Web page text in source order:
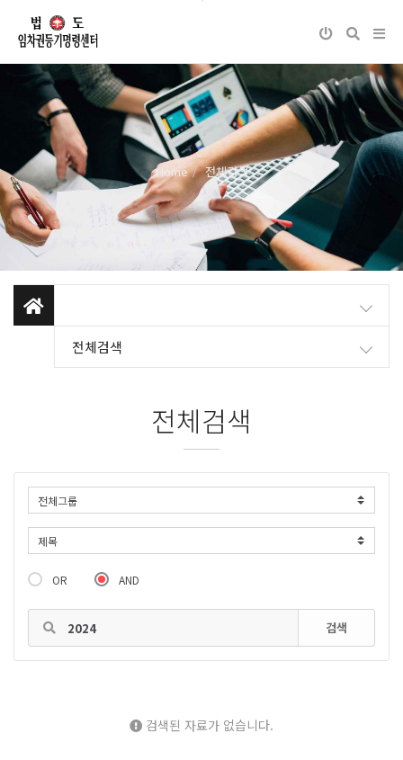
Home 전체검색
전체검색
전체검색
OR AND
검색
검색된 자료가 없습니다.